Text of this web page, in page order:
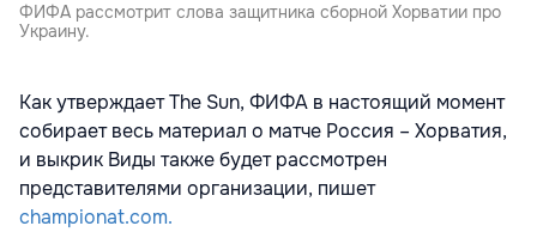
ФИФА рассмотрит слова защитника сборной Хорватии про
Украину.
Как утверждает The Sun, ФИФА в настоящий момент
собирает весь материал о матче Россия – Хорватия,
и выкрик Виды также будет рассмотрен
представителями организации, пишет
championat.com.